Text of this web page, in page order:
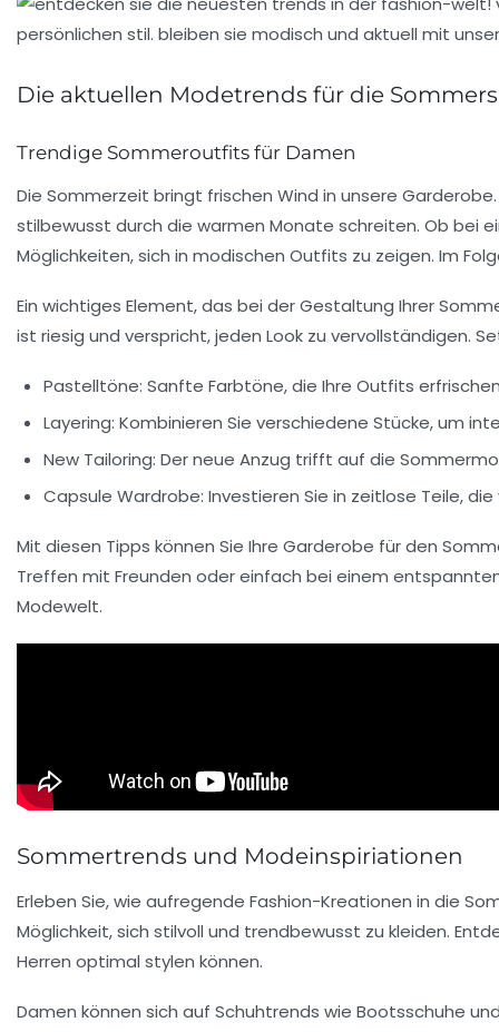
Die aktuellen Modetrends für die
Trendige Sommeroutfits für Damen
Die Sommerzeit bringt frischen Wind in unsere
stilbewusst durch die warmen Monate schreiten. Ob bei
Möglichkeiten, sich in modischen Outfits zu zeigen. Im
Ein wichtiges Element, das bei der Gestaltung Ihrer
ist riesig und verspricht, jeden Look zu vervollständigen.
Pastelltöne: Sanfte Farbtöne, die Ihre Outfits
Layering: Kombinieren Sie verschiedene Stücke, um
New Tailoring: Der neue Anzug trifft auf die
Capsule Wardrobe: Investieren Sie in zeitlose Teile,
Mit diesen Tipps können Sie Ihre Garderobe für den
Treffen mit Freunden oder einfach bei einem
Modewelt.
Sommertrends und Modeinspiriationen
Erleben Sie, wie aufregende Fashion-Kreationen in die
Möglichkeit, sich stilvoll und trendbewusst zu kleiden.
Herren optimal stylen können.
Damen können sich auf Schuhtrends wie Bootsschuhe